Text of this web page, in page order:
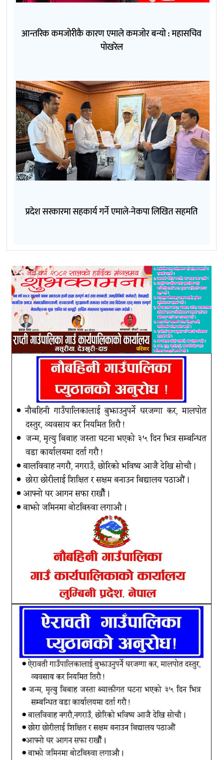
आन्तरिक कमजोरीकै कारण एमाले कमजोर बन्यो : महासचिव
पोखरेल
प्रदेश सरकारमा सहकार्य गर्ने एमाले-नेकपा लिखित सहमति